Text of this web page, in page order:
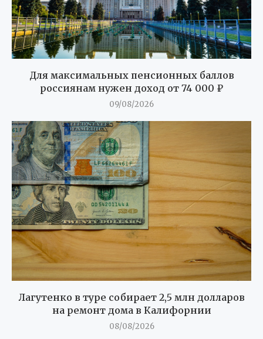
Для максимальных пенсионных баллов
россиянам нужен доход от 74 000 ₽
09/08/2026
Лагутенко в туре собирает 2,5 млн долларов
на ремонт дома в Калифорнии
08/08/2026